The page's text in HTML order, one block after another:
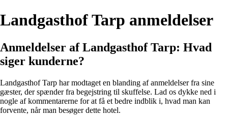
Landgasthof Tarp anmeldelser
Anmeldelser af Landgasthof Tarp: Hvad
siger kunderne?
Landgasthof Tarp har modtaget en blanding af anmeldelser fra sine
gæster, der spænder fra begejstring til skuffelse. Lad os dykke ned i
nogle af kommentarerne for at få et bedre indblik i, hvad man kan
forvente, når man besøger dette hotel.